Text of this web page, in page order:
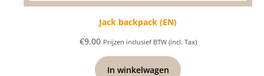
Jack backpack (EN)
€9.00 Prijzen inclusief BTW (incl. Tax)
In winkelwagen